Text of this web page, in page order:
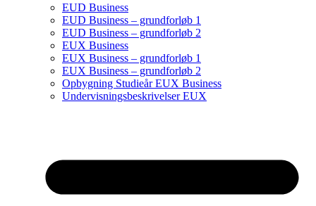
EUD Business
EUD Business – grundforløb 1
EUD Business – grundforløb 2
EUX Business
EUX Business – grundforløb 1
EUX Business – grundforløb 2
Opbygning Studieår EUX Business
Undervisningsbeskrivelser EUX